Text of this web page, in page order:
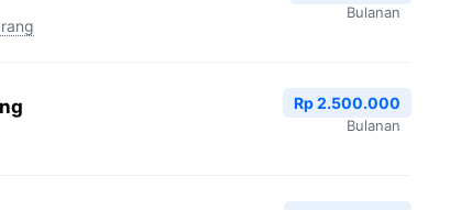
Bulanan
Rp 2.500.000
Bulanan